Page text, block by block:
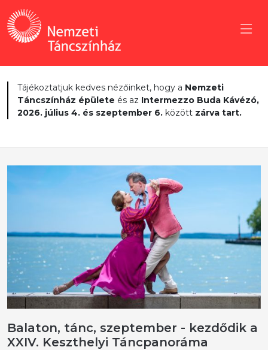
Tájékoztatjuk kedves nézőinket, hogy a Nemzeti
Táncszínház épülete és az Intermezzo Buda Kávézó,
2026. július 4. és szeptember 6. között zárva tart.
Balaton, tánc, szeptember - kezdődik a
XXIV. Keszthelyi Táncpanoráma